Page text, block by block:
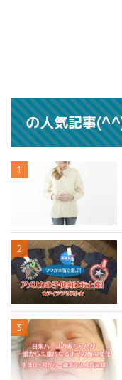
の人気記事